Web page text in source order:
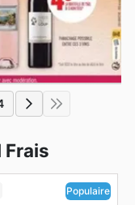
Frais
Populaire